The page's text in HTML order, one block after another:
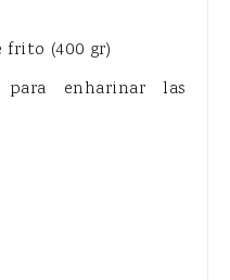
(400 gr)
enharinar las